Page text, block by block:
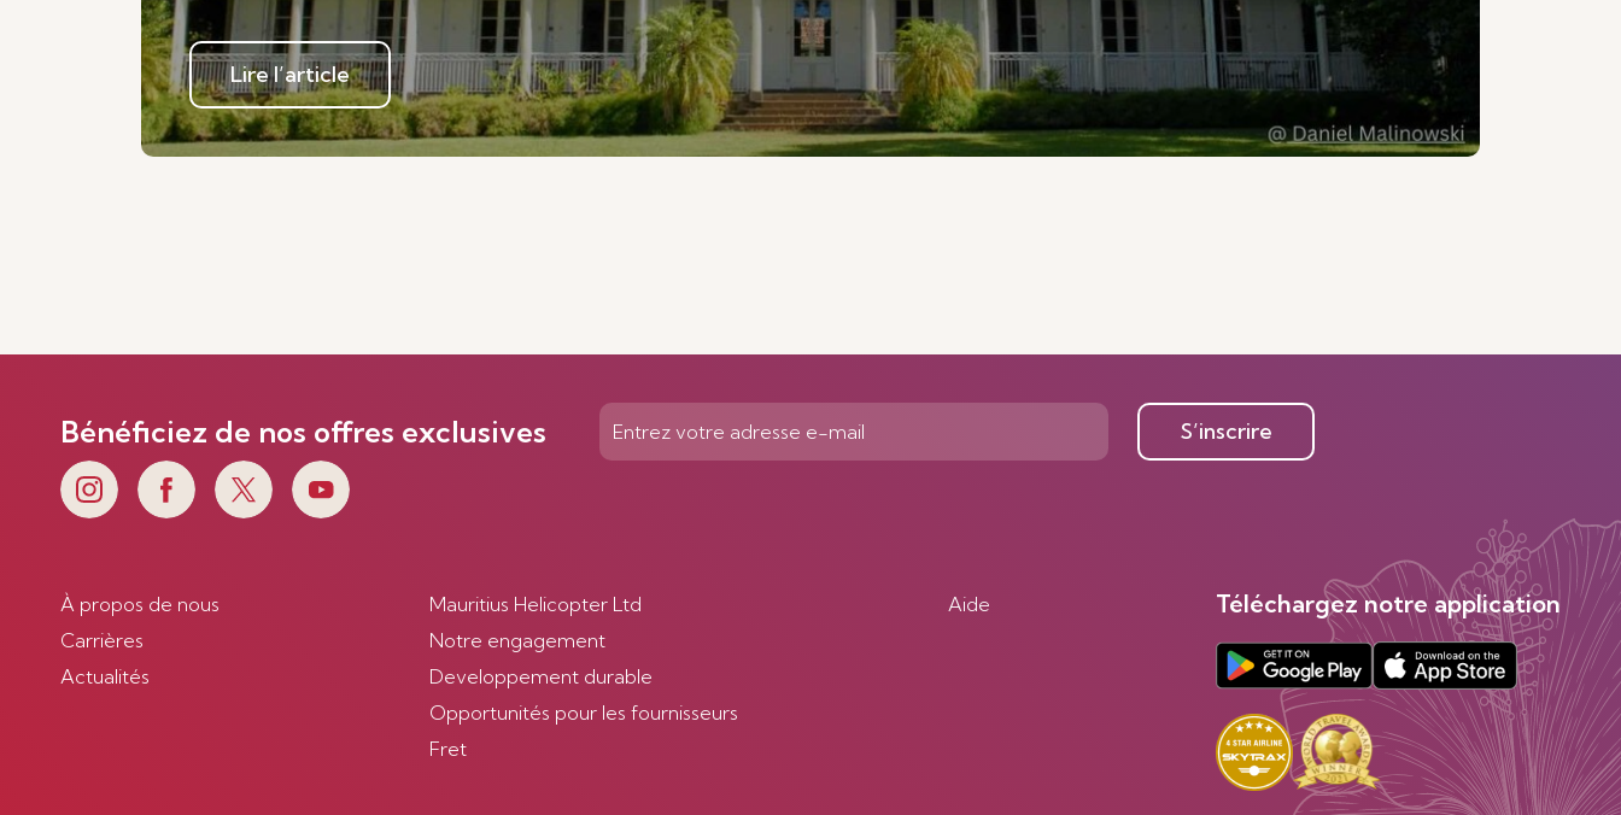
Lire l’article
Bénéficiez de nos offres exclusives S’inscrire
À propos de nous
Carrières
Actualités
Mauritius Helicopter Ltd
Notre engagement
Developpement durable
Opportunités pour les fournisseurs
Fret
Aide Téléchargez notre application